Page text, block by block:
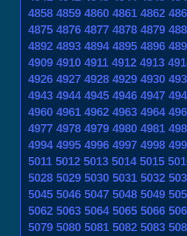
4858 4859 4860 4861 4862
4875 4876 4877 4878 4879
4892 4893 4894 4895 4896
4909 4910 4911 4912 4913
4926 4927 4928 4929 4930
4943 4944 4945 4946 4947
4960 4961 4962 4963 4964
4977 4978 4979 4980 4981
4994 4995 4996 4997 4998
5011 5012 5013 5014 5015
5028 5029 5030 5031 5032
5045 5046 5047 5048 5049
5062 5063 5064 5065 5066
5079 5080 5081 5082 5083